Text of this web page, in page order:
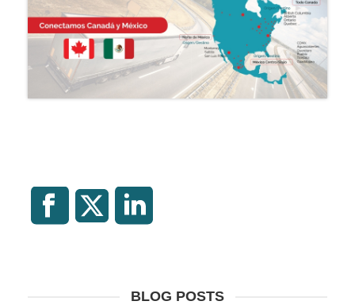
BLOG POSTS